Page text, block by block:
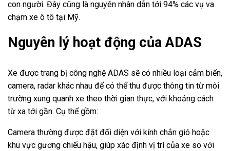
con người. Đây cũng là nguyên nhân dẫn tới 94% các vụ va
chạm xe ô tô tại Mỹ.
Nguyên lý hoạt động của ADAS
Xe được trang bị công nghệ ADAS sẽ có nhiều loại cảm biến,
camera, radar khác nhau để có thể thu được thông tin từ môi
trường xung quanh xe theo thời gian thực, với khoảng cách
từ xa tới gần. Cụ thể gồm:
Camera thường được đặt đối diện với kính chắn gió hoặc
khu vực gương chiếu hậu, giúp xác định vị trí của xe so với